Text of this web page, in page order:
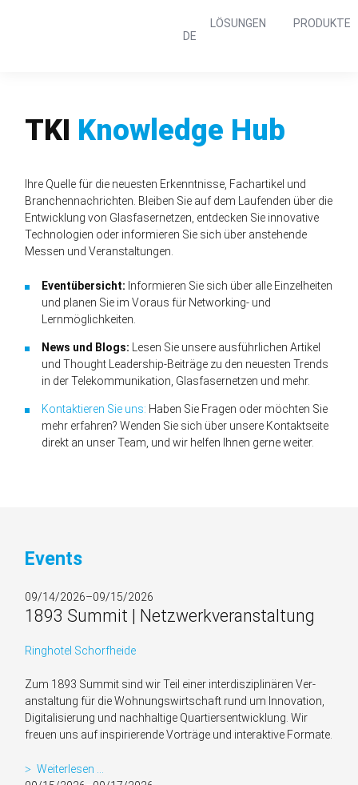
DE
überspringen
LÖSUNGEN PRODUKTE
TKI Knowledge Hub
Ihre Quelle für die neuesten Erkenntnisse, Fachartikel und
Branchen­nachrichten. Bleiben Sie auf dem Laufenden über die
Entwicklung von Glasfaser­netzen, entdecken Sie innovative
Technologien oder informieren Sie sich über anstehende
Messen und Veranstaltungen.
Eventübersicht: Informieren Sie sich über alle Einzelheiten
und planen Sie im Voraus für Networking- und
Lernmöglichkeiten.
News und Blogs: Lesen Sie unsere ausführlichen Artikel
und Thought Leadership-Beiträge zu den neuesten Trends
in der Telekommunikation, Glasfasernetzen und mehr.
Kontaktieren Sie uns: Haben Sie Fragen oder möchten Sie
mehr erfahren? Wenden Sie sich über unsere Kontaktseite
direkt an unser Team, und wir helfen Ihnen gerne weiter.
Events
09/14/2026–09/15/2026
1893 Summit | Netzwerkveranstaltung
Ringhotel Schorfheide
Zum 1893 Summit sind wir Teil einer inter­disziplinären Ver­
anstaltung für die Wohnungs­wirtschaft rund um Inno­vation,
Digitali­sierung und nach­haltige Quartiers­entwicklung. Wir
freuen uns auf inspirierende Vorträge und interaktive Formate.
Weiterlesen …